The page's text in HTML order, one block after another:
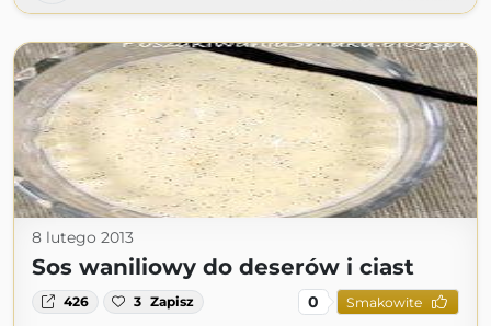
8 lutego 2013
Sos waniliowy do deserów i ciast
426 3 Zapisz 0 Smakowite